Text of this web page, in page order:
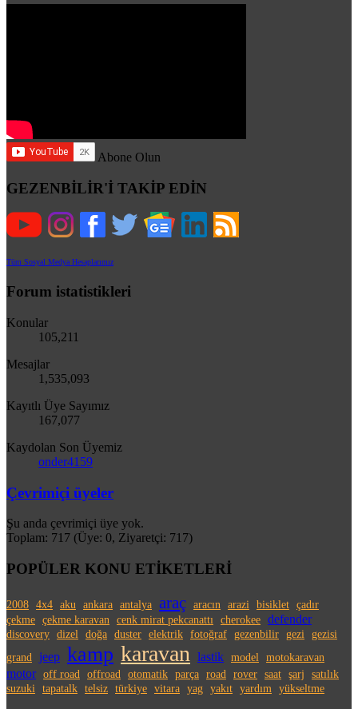
Abone Olun
GEZENBİLİR'İ TAKİP EDİN
Tüm Sosyal Medya Hesaplarımız
Forum istatistikleri
Konular
105,211
Mesajlar
1,535,093
Kayıtlı Üye Sayımız
167,077
Kaydolan Son Üyemiz
onder4159
Çevrimiçi üyeler
Şu anda çevrimiçi üye yok.
Toplam: 717 (Üye: 0, Ziyaretçi: 717)
POPÜLER KONU ETİKETLERİ
2008 4x4 aku ankara antalya araç aracın arazi bisiklet çadır
çekme çekme karavan cenk mirat pekcanattı cherokee defender
discovery dizel doğa duster elektrik fotoğraf gezenbilir gezi
gezisi
grand
jeep kamp karavan lastik model motokaravan
motor off road offroad otomatik parça road rover saat şarj
satılık
suzuki
tapatalk telsiz türkiye vitara yag yakıt yardım yükseltme